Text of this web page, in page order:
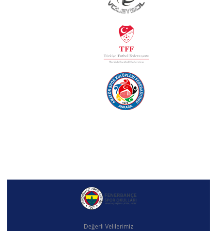
Değerli Velilerimiz